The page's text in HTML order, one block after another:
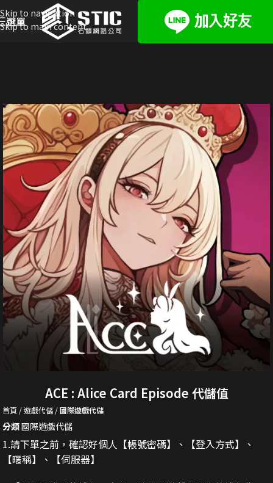
Skip to navigation
Skip to main content
選單
ACE : Alice Card Episode 代儲值
首頁 遊戲代儲 國際遊戲代儲
分類國際遊戲代儲
1.請下單之前，確認好個人【帳號密碼】、【登入方式】、
【暱稱】、【伺服器】